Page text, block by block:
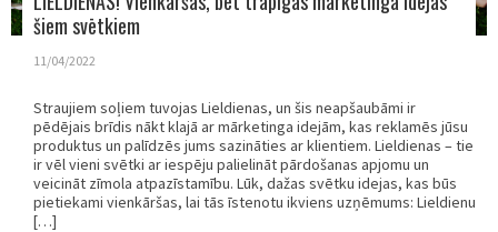
šiem svētkiem
11/04/2022
Straujiem soļiem tuvojas Lieldienas, un šis neapšaubāmi ir
pēdējais brīdis nākt klajā ar mārketinga idejām, kas reklamēs jūsu
produktus un palīdzēs jums sazināties ar klientiem. Lieldienas – tie
ir vēl vieni svētki ar iespēju palielināt pārdošanas apjomu un
veicināt zīmola atpazīstamību. Lūk, dažas svētku idejas, kas būs
pietiekami vienkāršas, lai tās īstenotu ikviens uzņēmums: Lieldienu
[…]